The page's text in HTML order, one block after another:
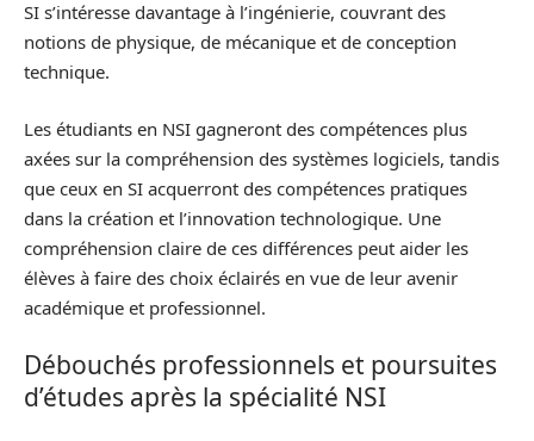
SI s’intéresse davantage à l’ingénierie, couvrant des
notions de physique, de mécanique et de conception
technique.
Les étudiants en NSI gagneront des compétences plus
axées sur la compréhension des systèmes logiciels, tandis
que ceux en SI acquerront des compétences pratiques
dans la création et l’innovation technologique. Une
compréhension claire de ces différences peut aider les
élèves à faire des choix éclairés en vue de leur avenir
académique et professionnel.
Débouchés professionnels et poursuites
d’études après la spécialité NSI